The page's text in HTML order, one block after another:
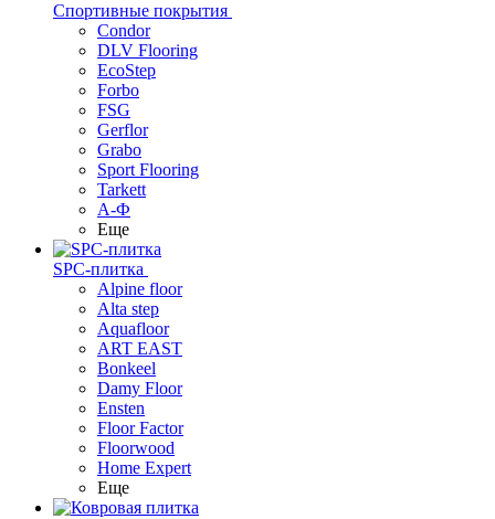
Спортивные покрытия
Condor
DLV Flooring
EcoStep
Forbo
FSG
Gerflor
Grabo
Sport Flooring
Tarkett
А-Ф
Еще
SPC-плитка
Alpine floor
Alta step
Aquafloor
ART EAST
Bonkeel
Damy Floor
Ensten
Floor Factor
Floorwood
Home Expert
Еще